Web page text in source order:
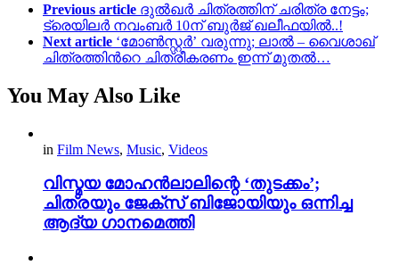
Previous article ദുൽഖർ ചിത്രത്തിന് ചരിത്ര നേട്ടം;
ട്രെയിലർ നവംബർ 10ന് ബുർജ് ഖലീഫയിൽ..!
Next article ‘മോൺസ്റ്റർ’ വരുന്നു; ലാൽ – വൈശാഖ്
ചിത്രത്തിന്‍റെ ചിത്രീകരണം ഇന്ന് മുതൽ…
You May Also Like
in Film News, Music, Videos
വിസ്മയ മോഹൻലാലിന്റെ ‘തുടക്കം’;
ചിത്രയും ജേക്സ് ബിജോയിയും ഒന്നിച്ച
ആദ്യ ഗാനമെത്തി